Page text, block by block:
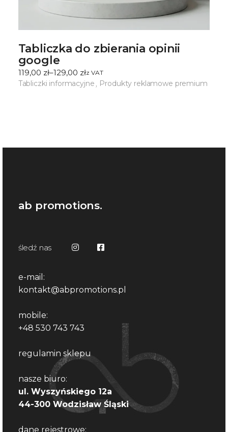
Tabliczka do zbierania opinii
google
119,00 zł–129,00 zł
Zakres
cen:
ㅤz VAT
Tabliczki informacyjne Produkty reklamowe premium
ab promotions.
śledź nas
e-mail:
kontakt@abpromotions.pl
mobile:
+48 530 743 743
regulamin sklepu
nasze biuro:
ul. Wyszyńskiego 12a
44-300 Wodzisław Śląski
dane rejestrowe: